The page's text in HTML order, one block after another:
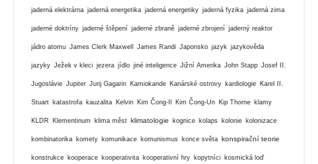
jaderná elektrárna jaderná energetika jaderná energetiky jaderná fyzika jaderná zima
jaderné doktríny jaderné štěpení jaderné zbraně jaderné zbrojení jaderný reaktor
jádro atomu James Clerk Maxwell James Randi Japonsko jazyk jazykověda
jazyky Ježek v kleci jezera jídlo jiné inteligence Jižní Amerika John Stapp Josef II.
Jugoslávie Jupiter Jurij Gagarin Kamiokande Kanárské ostrovy kardiologie Karel II.
Stuart katastrofa kauzalita Kelvin Kim Čong-Il Kim Čong-Un Kip Thorne klamy
KLDR Klementinum klima měst klimatologie kognice kolaps kolonie kolonizace
kombinatorika komety komunikace komunismus konce světa konspirační teorie
konstrukce kooperace kooperativita kooperativní hry kopytníci kosmická loď